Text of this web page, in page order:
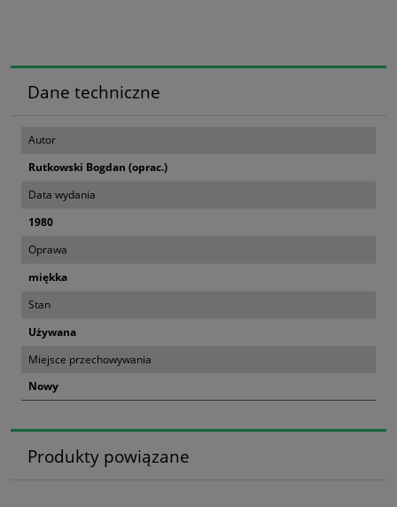
Dane techniczne
Autor
Rutkowski Bogdan (oprac.)
Data wydania
1980
Oprawa
miękka
Stan
Używana
Miejsce przechowywania
Nowy
Produkty powiązane